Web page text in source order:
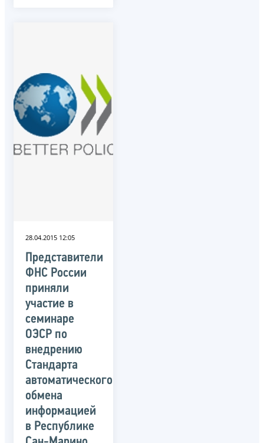
28.04.2015 12:05
Представители
ФНС России
приняли
участие в
семинаре
ОЭСР по
внедрению
Стандарта
автоматического
обмена
информацией
в Республике